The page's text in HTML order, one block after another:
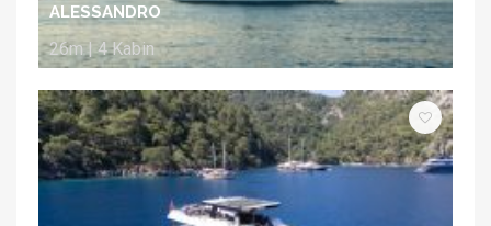
ALESSANDRO
26m | 4 Kabin